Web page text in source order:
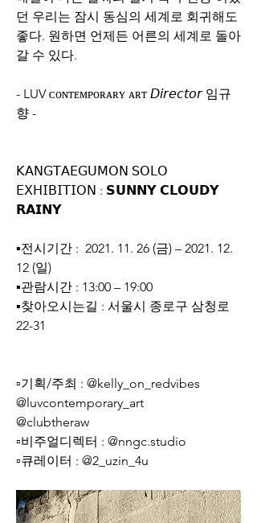
던 우리는 잠시 동심의 세계로 회귀해도
좋다. 원하면 언제든 어른의 세계로 돌아
갈 수 있다.
- LUV ᴄᴏɴᴛᴇᴍᴘᴏʀᴀʀʏ ᴀʀᴛ 𝘋𝘪𝘳𝘦𝘤𝘵𝘰𝘳 임규
향 -
𝖪𝖠𝖭𝖦𝖳𝖠𝖤𝖦𝖴𝖬𝖮𝖭 𝖲𝖮𝖫𝖮
𝖤𝖷𝖧𝖨𝖡𝖨𝖳𝖨𝖮𝖭 : 𝗦𝗨𝗡𝗡𝗬 𝗖𝗟𝗢𝗨𝗗𝗬
𝗥𝗔𝗜𝗡𝗬
▪️전시기간 :  2021. 11. 26 (금) – 2021. 12.
12 (일)
▪️관람시간 : 13:00 – 19:00
▪️찾아오시는길 : 서울시 종로구 삼청로
22-31
▫️기획/주최 : @kelly_on_redvibes
@luvcontemporary_art
@clubtheraw
▫️비주얼디렉터 : @nngc.studio
▫️큐레이터 : @2_uzin_4u